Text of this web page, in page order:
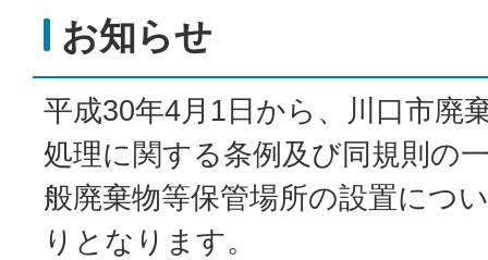
お知らせ
平成30年4月1日から、川口市廃
処理に関する条例及び同規則の
般廃棄物等保管場所の設置につ
りとなります。